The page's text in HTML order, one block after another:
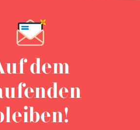
dem